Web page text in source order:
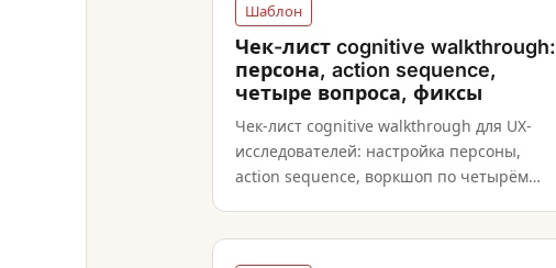
Шаблон
Чек-лист cognitive walkthrough:
персона, action sequence,
четыре вопроса, фиксы
Чек-лист cognitive walkthrough для UX-
исследователей: настройка персоны,
action sequence, воркшоп по четырём